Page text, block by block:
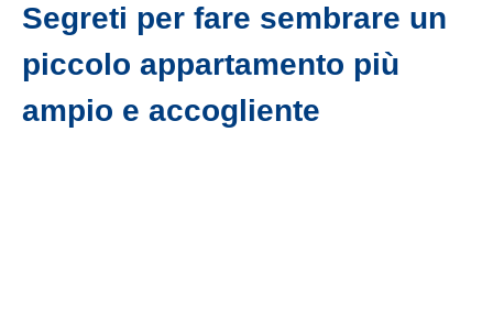
Segreti per fare sembrare un
piccolo appartamento più
ampio e accogliente